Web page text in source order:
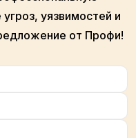
уязвимостей и
от Профи!